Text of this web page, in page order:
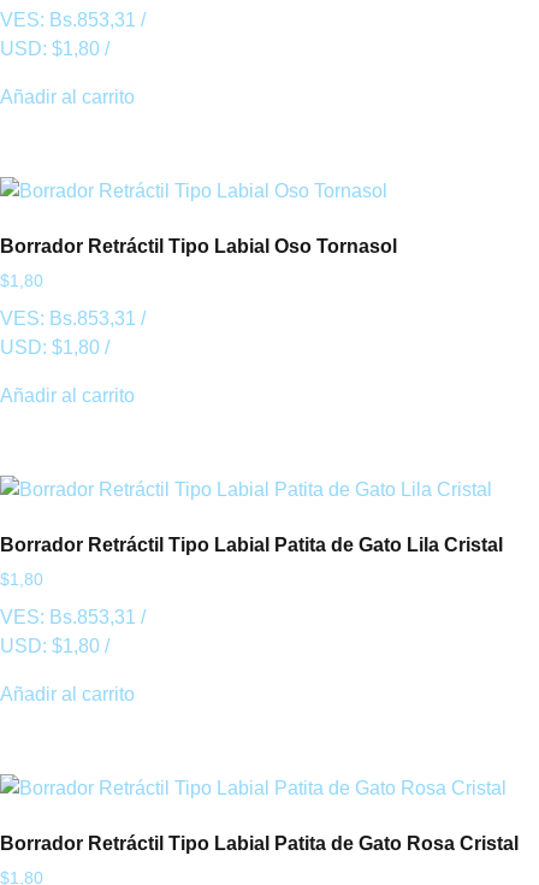
VES: Bs.853,31 /
USD: $1,80 /
Añadir al carrito
Borrador Retráctil Tipo Labial Oso Tornasol
$1,80
VES: Bs.853,31 /
USD: $1,80 /
Añadir al carrito
Borrador Retráctil Tipo Labial Patita de Gato Lila Cristal
$1,80
VES: Bs.853,31 /
USD: $1,80 /
Añadir al carrito
Borrador Retráctil Tipo Labial Patita de Gato Rosa Cristal
$1,80